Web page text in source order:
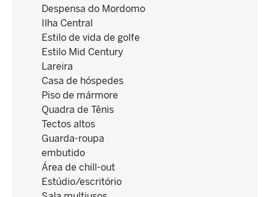
Despensa do Mordomo
Ilha Central
Estilo de vida de golfe
Estilo Mid Century
Lareira
Casa de hóspedes
Piso de mármore
Quadra de Tênis
Tectos altos
Guarda-roupa
embutido
Área de chill-out
Estúdio/escritório